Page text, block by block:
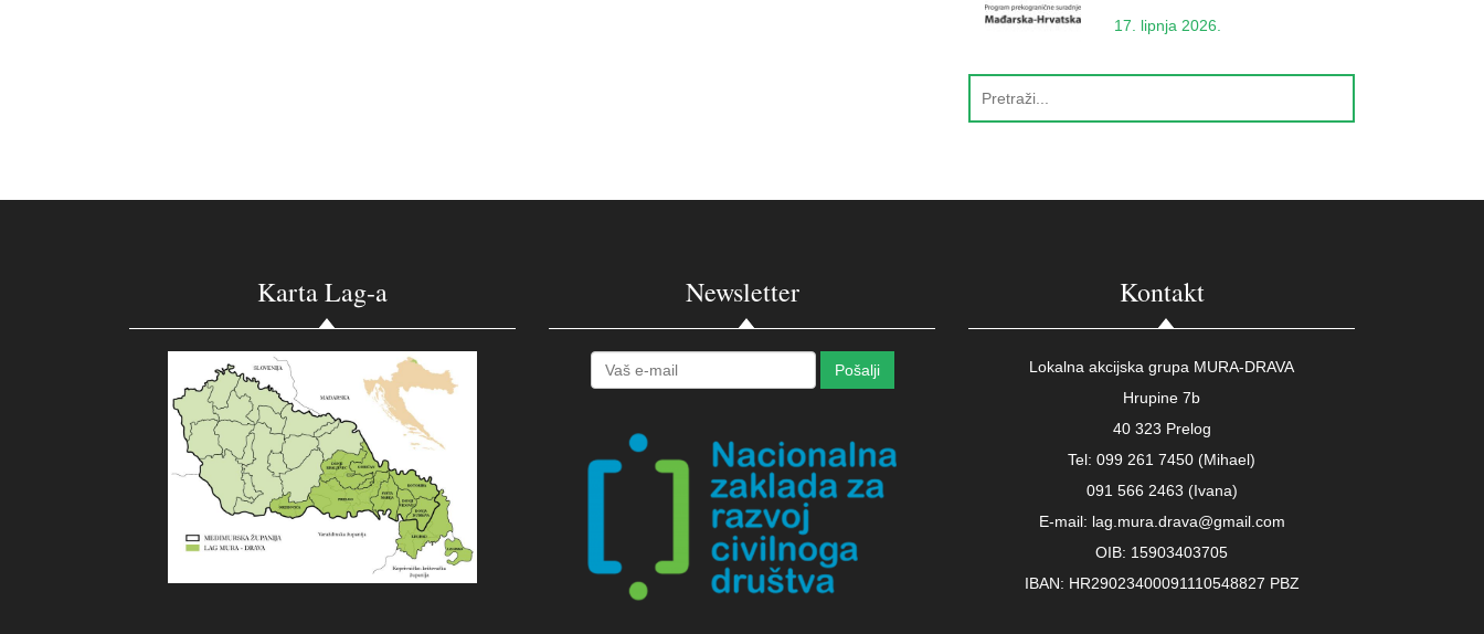
17. lipnja 2026.
Karta Lag-a Newsletter Kontakt
Lokalna akcijska grupa MURA-DRAVA
Hrupine 7b
40 323 Prelog
Tel: 099 261 7450 (Mihael)
091 566 2463 (Ivana)
E-mail: lag.mura.drava@gmail.com
OIB: 15903403705
IBAN: HR29023400091110548827 PBZ